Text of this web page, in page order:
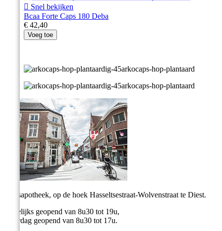
 Snel bekijken
Bcaa Forte Caps 180 Deba
€ 42,40
Voeg toe
Stadsapotheek, op de hoek Hasseltsestraat-Wolvenstraat te Diest.
Dagelijks geopend van 8u30 tot 19u,
Zaterdag geopend van 8u30 tot 17u.